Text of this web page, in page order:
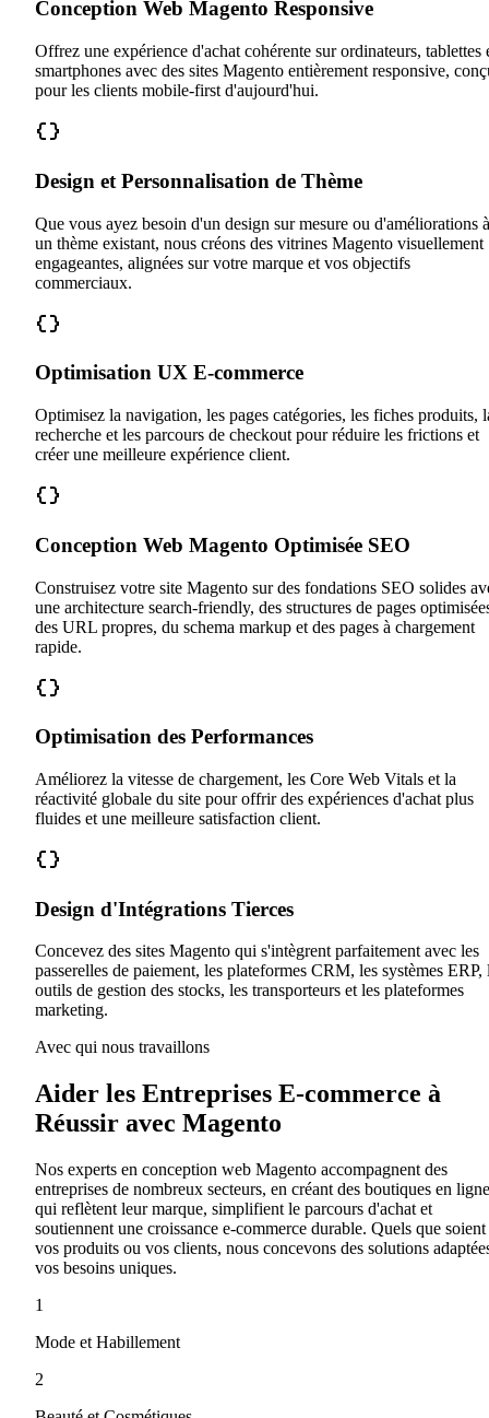
Conception Web Magento Responsive
Offrez une expérience d'achat cohérente sur ordinateurs, tablettes
smartphones avec des sites Magento entièrement responsive,
pour les clients mobile-first d'aujourd'hui.
Design et Personnalisation de Thème
Que vous ayez besoin d'un design sur mesure ou d'améliorations à
un thème existant, nous créons des vitrines Magento visuellement
engageantes, alignées sur votre marque et vos objectifs
commerciaux.
Optimisation UX E-commerce
Optimisez la navigation, les pages catégories, les fiches produits,
recherche et les parcours de checkout pour réduire les frictions et
créer une meilleure expérience client.
Conception Web Magento Optimisée SEO
Construisez votre site Magento sur des fondations SEO solides
une architecture search-friendly, des structures de pages
des URL propres, du schema markup et des pages à chargement
rapide.
Optimisation des Performances
Améliorez la vitesse de chargement, les Core Web Vitals et la
réactivité globale du site pour offrir des expériences d'achat plus
fluides et une meilleure satisfaction client.
Design d'Intégrations Tierces
Concevez des sites Magento qui s'intègrent parfaitement avec les
passerelles de paiement, les plateformes CRM, les systèmes ERP,
outils de gestion des stocks, les transporteurs et les plateformes
marketing.
Avec qui nous travaillons
Aider les Entreprises E-commerce à
Réussir avec Magento
Nos experts en conception web Magento accompagnent des
entreprises de nombreux secteurs, en créant des boutiques en ligne
qui reflètent leur marque, simplifient le parcours d'achat et
soutiennent une croissance e-commerce durable. Quels que soient
vos produits ou vos clients, nous concevons des solutions
vos besoins uniques.
1
Mode et Habillement
2